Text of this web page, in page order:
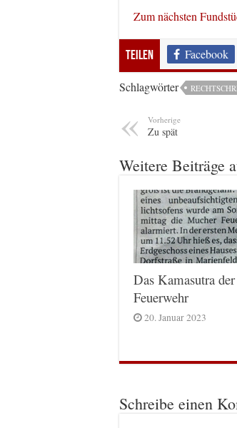
Zum nächsten
Teilen Facebook
Schlagwörter
Vorherige
Zu spät
Weitere Beiträge
Das Kamasutra der
Feuerwehr
20. Januar 2023
Schreibe einen